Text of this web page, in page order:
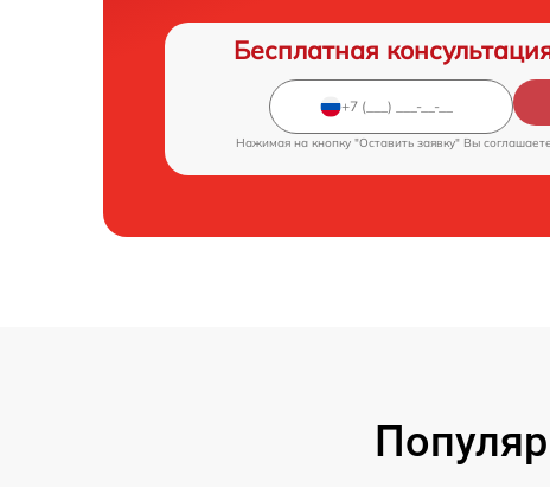
Бесплатная
Нажимая на кнопку "Оставить заявку" Вы